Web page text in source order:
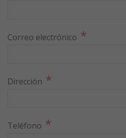
Correo electrónico *
Dirección *
Teléfono *